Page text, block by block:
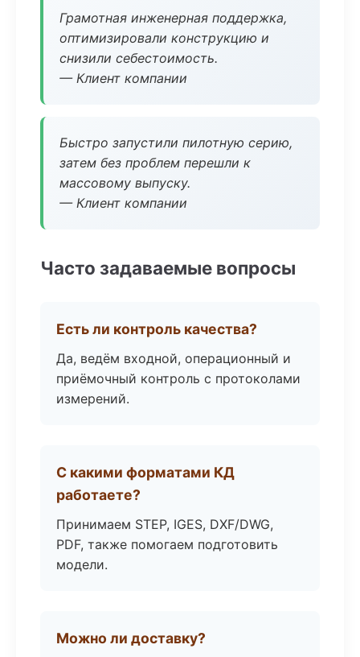
Грамотная инженерная поддержка,
оптимизировали конструкцию и
снизили себестоимость.
— Клиент компании
Быстро запустили пилотную серию,
затем без проблем перешли к
массовому выпуску.
— Клиент компании
Часто задаваемые вопросы
Есть ли контроль качества?
Да, ведём входной, операционный и
приёмочный контроль с протоколами
измерений.
С какими форматами КД
работаете?
Принимаем STEP, IGES, DXF/DWG,
PDF, также помогаем подготовить
модели.
Можно ли доставку?